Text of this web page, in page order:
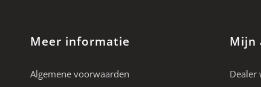
Meer informatie
Algemene voorwaarden
Mijn
Dealer